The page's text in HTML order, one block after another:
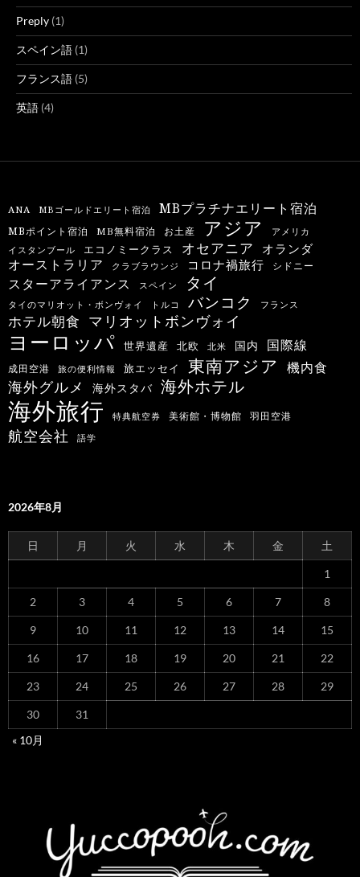
Preply (1)
スペイン語 (1)
フランス語 (5)
英語 (4)
ANA MBゴールドエリート宿泊 MBプラチナエリート宿泊
MBポイント宿泊 MB無料宿泊 お土産 アジア アメリカ
イスタンブール エコノミークラス オセアニア オランダ
オーストラリア クラブラウンジ コロナ禍旅行 シドニー
スターアライアンス スペイン タイ
タイのマリオット・ボンヴォイ トルコ バンコク フランス
ホテル朝食 マリオットボンヴォイ
ヨーロッパ 世界遺産 北欧 北米 国内 国際線
成田空港 旅の便利情報 旅エッセイ 東南アジア 機内食
海外グルメ 海外スタバ 海外ホテル
海外旅行 特典航空券 美術館・博物館 羽田空港
航空会社 語学
2026年8月
日 月 火 水 木 金 土
1
2 3 4 5 6 7 8
9 10 11 12 13 14 15
16 17 18 19 20 21 22
23 24 25 26 27 28 29
30
31
« 10月